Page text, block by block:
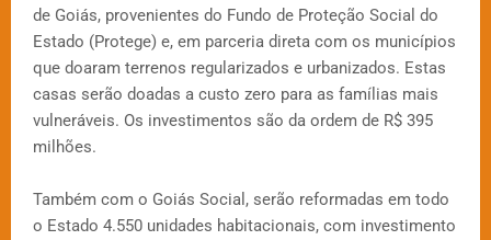
de Goiás, provenientes do Fundo de Proteção Social do
Estado (Protege) e, em parceria direta com os municípios
que doaram terrenos regularizados e urbanizados. Estas
casas serão doadas a custo zero para as famílias mais
vulneráveis. Os investimentos são da ordem de R$ 395
milhões.
Também com o Goiás Social, serão reformadas em todo
o Estado 4.550 unidades habitacionais, com investimento